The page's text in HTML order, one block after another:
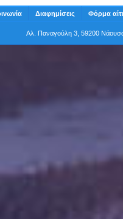
Διαφημίσεις Φόρμα
Αλ. Παναγούλη 3, 59200